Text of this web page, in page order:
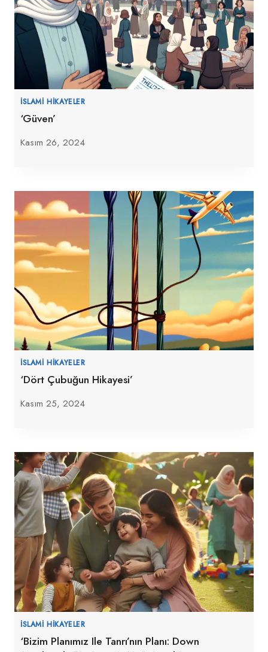
İSLAMI HIKAYELER
‘Güven’
Kasım 26, 2024
İSLAMI HIKAYELER
‘Dört Çubuğun Hikayesi’
Kasım 25, 2024
İSLAMI HIKAYELER
‘Bizim Planımız Ile Tanrı’nın Planı: Down